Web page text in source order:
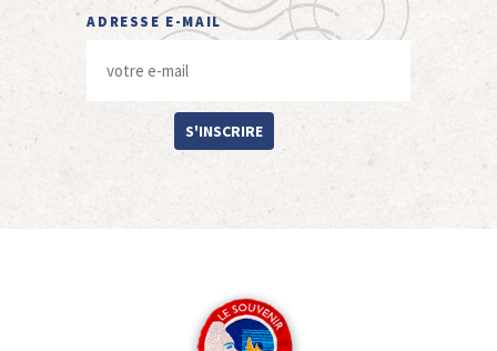
ADRESSE E-MAIL
S'INSCRIRE